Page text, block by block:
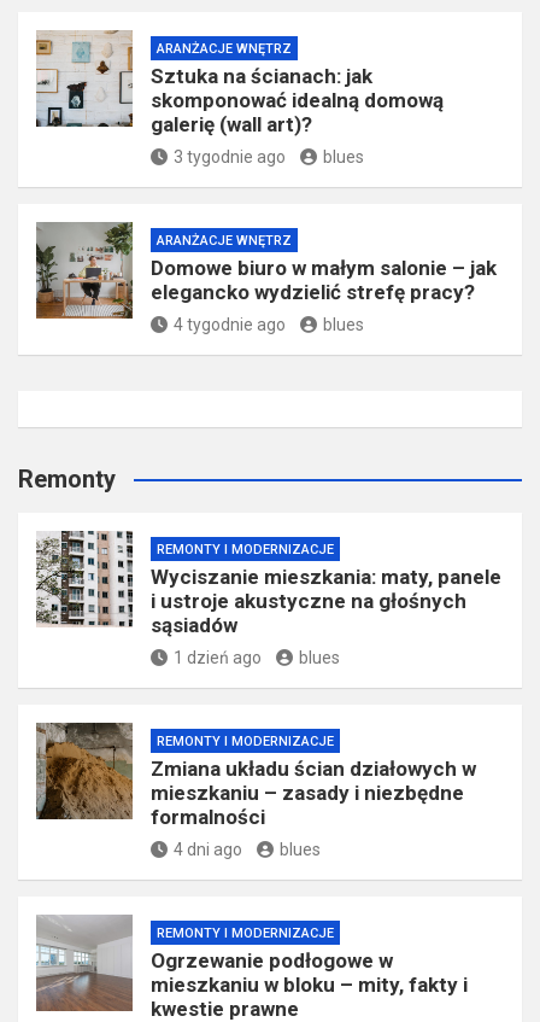
ARANŻACJE WNĘTRZ
Sztuka na ścianach: jak
skomponować idealną domową
galerię (wall art)?
3 tygodnie ago blues
ARANŻACJE WNĘTRZ
Domowe biuro w małym salonie – jak
elegancko wydzielić strefę pracy?
4 tygodnie ago blues
Remonty
REMONTY I MODERNIZACJE
Wyciszanie mieszkania: maty, panele
i ustroje akustyczne na głośnych
sąsiadów
1 dzień ago blues
REMONTY I MODERNIZACJE
Zmiana układu ścian działowych w
mieszkaniu – zasady i niezbędne
formalności
4 dni ago blues
REMONTY I MODERNIZACJE
Ogrzewanie podłogowe w
mieszkaniu w bloku – mity, fakty i
kwestie prawne